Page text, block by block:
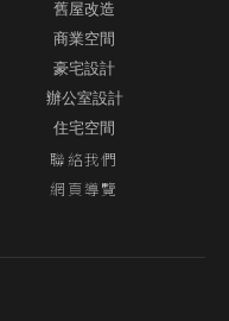
舊屋改造
商業空間
豪宅設計
辦公室設計
住宅空間
聯絡我們
網頁導覽